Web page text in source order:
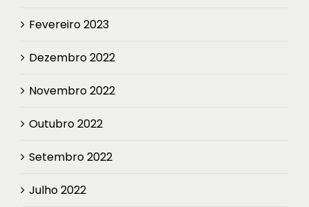
Fevereiro 2023
Dezembro 2022
Novembro 2022
Outubro 2022
Setembro 2022
Julho 2022